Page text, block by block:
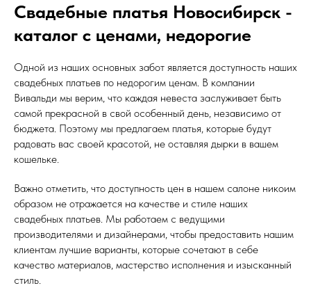
Свадебные платья Новосибирск -
каталог с ценами, недорогие
Одной из наших основных забот является доступность наших
свадебных платьев по недорогим ценам. В компании
Вивальди мы верим, что каждая невеста заслуживает быть
самой прекрасной в свой особенный день, независимо от
бюджета. Поэтому мы предлагаем платья, которые будут
радовать вас своей красотой, не оставляя дырки в вашем
кошельке.
Важно отметить, что доступность цен в нашем салоне никоим
образом не отражается на качестве и стиле наших
свадебных платьев. Мы работаем с ведущими
производителями и дизайнерами, чтобы предоставить нашим
клиентам лучшие варианты, которые сочетают в себе
качество материалов, мастерство исполнения и изысканный
стиль.